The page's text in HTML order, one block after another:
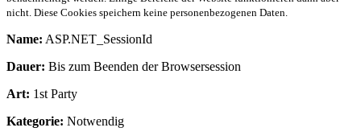
nicht. Diese Cookies speichern keine personenbezogenen Daten.
Name: ASP.NET_SessionId
Dauer: Bis zum Beenden der Browsersession
Art: 1st Party
Kategorie: Notwendig